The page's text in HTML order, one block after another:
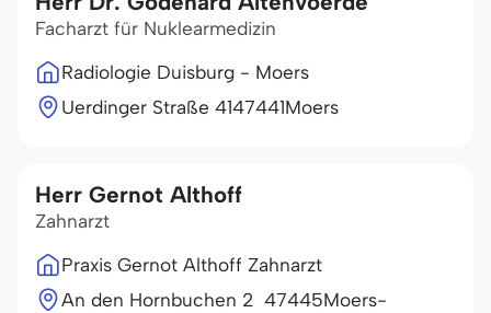
Facharzt für Nuklearmedizin
Radiologie Duisburg - Moers
Uerdinger Straße 4147441Moers
Herr Gernot Althoff
Zahnarzt
Praxis Gernot Althoff Zahnarzt
An den Hornbuchen 2 47445Moers-